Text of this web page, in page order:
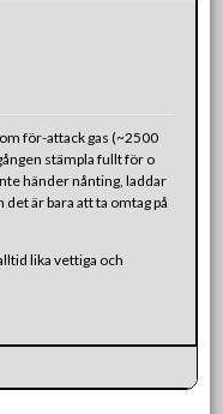
för-attack gas (~2500
stämpla fullt för o
händer nånting, laddar
är bara att ta omtag på
lika vettiga och